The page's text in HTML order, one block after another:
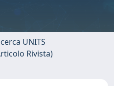
UNITS
Rivista)